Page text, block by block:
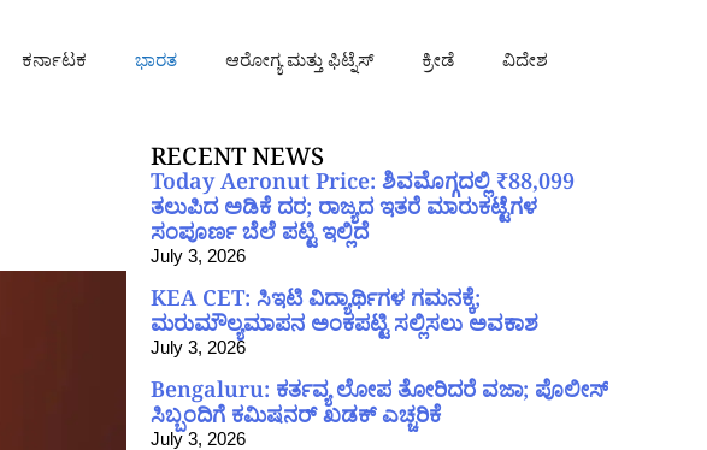
ಕರ್ನಾಟಕ ಭಾರತ ಆರೋಗ್ಯ ಮತ್ತು ಫಿಟ್ನೆಸ್ ಕ್ರೀಡೆ ವಿದೇಶ
RECENT NEWS
Today Aeronut Price: ಶಿವಮೊಗ್ಗದಲ್ಲಿ ₹88,099
ತಲುಪಿದ ಅಡಿಕೆ ದರ; ರಾಜ್ಯದ ಇತರೆ ಮಾರುಕಟ್ಟೆಗಳ
ಸಂಪೂರ್ಣ ಬೆಲೆ ಪಟ್ಟಿ ಇಲ್ಲಿದೆ
July 3, 2026
KEA CET: ಸಿಇಟಿ ವಿದ್ಯಾರ್ಥಿಗಳ ಗಮನಕ್ಕೆ;
ಮರುಮೌಲ್ಯಮಾಪನ ಅಂಕಪಟ್ಟಿ ಸಲ್ಲಿಸಲು ಅವಕಾಶ
July 3, 2026
Bengaluru: ಕರ್ತವ್ಯ ಲೋಪ ತೋರಿದರೆ ವಜಾ; ಪೊಲೀಸ್
ಸಿಬ್ಬಂದಿಗೆ ಕಮಿಷನರ್ ಖಡಕ್ ಎಚ್ಚರಿಕೆ
July 3, 2026